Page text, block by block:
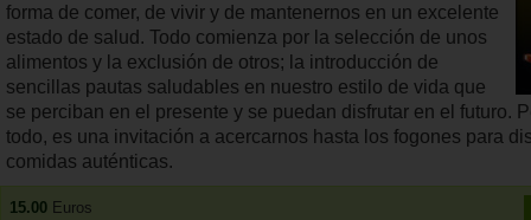
forma de comer, de vivir y de mantenernos en un excelente
estado de salud. Todo comienza por la selección de unos
alimentos y la exclusión de otros; la introducción de
sencillas pautas saludables en nuestro estilo de vida que
se perciban en el presente y se puedan disfrutar en el futuro.
todo, es una invitación a acercarnos hasta los fogones para
comidas auténticas.
15.00 Euros